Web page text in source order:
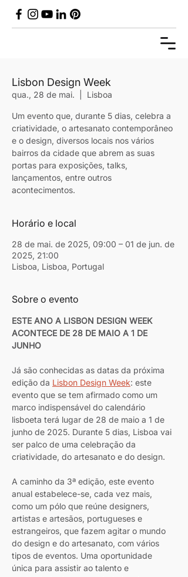
Lisbon Design Week
qua., 28 de mai. Lisboa
Um evento que, durante 5 dias, celebra a
criatividade, o artesanato contemporâneo
e o design, diversos locais nos vários
bairros da cidade que abrem as suas
portas para exposições, talks,
lançamentos, entre outros
acontecimentos.
Horário e local
28 de mai. de 2025, 09:00 – 01 de jun. de
2025, 21:00
Lisboa, Lisboa, Portugal
Sobre o evento
ESTE ANO A LISBON DESIGN WEEK
ACONTECE DE 28 DE MAIO A 1 DE
JUNHO
Já são conhecidas as datas da próxima
edição da Lisbon Design Week: este
evento que se tem afirmado como um
marco indispensável do calendário
lisboeta terá lugar de 28 de maio a 1 de
junho de 2025. Durante 5 dias, Lisboa vai
ser palco de uma celebração da
criatividade, do artesanato e do design.
A caminho da 3ª edição, este evento
anual estabelece-se, cada vez mais,
como um pólo que reúne designers,
artistas e artesãos, portugueses e
estrangeiros, que fazem agitar o mundo
do design e do artesanato, com vários
tipos de eventos. Uma oportunidade
única para assistir ao talento e